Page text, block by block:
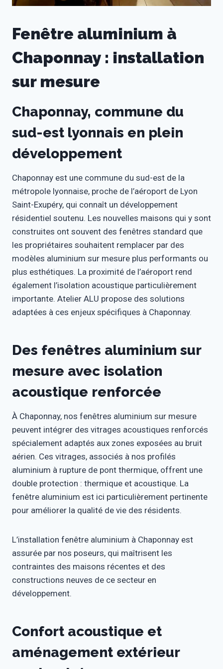
Fenêtre aluminium à
Chaponnay : installation
sur mesure
Chaponnay, commune du
sud-est lyonnais en plein
développement
Chaponnay est une commune du sud-est de la
métropole lyonnaise, proche de l’aéroport de Lyon
Saint-Exupéry, qui connaît un développement
résidentiel soutenu. Les nouvelles maisons qui y sont
construites ont souvent des fenêtres standard que
les propriétaires souhaitent remplacer par des
modèles aluminium sur mesure plus performants ou
plus esthétiques. La proximité de l’aéroport rend
également l’isolation acoustique particulièrement
importante. Atelier ALU propose des solutions
adaptées à ces enjeux spécifiques à Chaponnay.
Des fenêtres aluminium sur
mesure avec isolation
acoustique renforcée
À Chaponnay, nos fenêtres aluminium sur mesure
peuvent intégrer des vitrages acoustiques renforcés
spécialement adaptés aux zones exposées au bruit
aérien. Ces vitrages, associés à nos profilés
aluminium à rupture de pont thermique, offrent une
double protection : thermique et acoustique. La
fenêtre aluminium est ici particulièrement pertinente
pour améliorer la qualité de vie des résidents.
L’installation fenêtre aluminium à Chaponnay est
assurée par nos poseurs, qui maîtrisent les
contraintes des maisons récentes et des
constructions neuves de ce secteur en
développement.
Confort acoustique et
aménagement extérieur